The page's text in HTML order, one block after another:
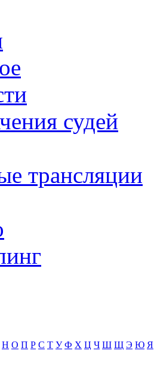
судей
трансляции
Н О П Р С Т У Ф Х Ц Ч Ш Щ Э Ю Я